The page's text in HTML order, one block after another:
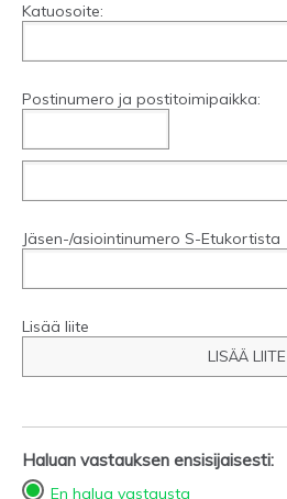
Katuosoite:
Postinumero ja postitoimipaikka:
Jäsen-/asiointinumero S-Etukortista
Lisää liite
LISÄÄ LIITE
Haluan vastauksen ensisijaisesti:
En halua vastausta